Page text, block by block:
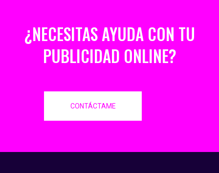
¿NECESITAS AYUDA CON TU
PUBLICIDAD ONLINE?
CONTÁCTAME